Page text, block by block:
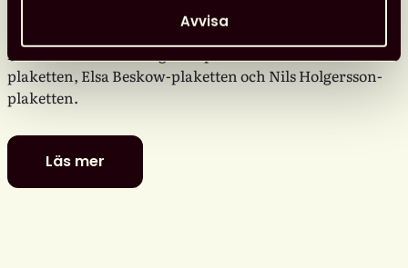
Avvisa
Nu kan vi avslöja vilka författare och illustratörer som
juryn har nominerat till Svensk biblioteksförenings
litterära barn- och ungdomspriser: Carl von Linné-
plaketten, Elsa Beskow-plaketten och Nils Holgersson-
plaketten.
Läs mer
De
är